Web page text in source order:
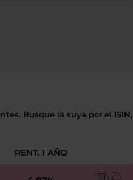
Busque la suya por el ISIN,
RENT. 1 AÑO